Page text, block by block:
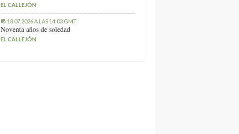
EL CALLEJÓN
18.07.2026 A LAS 14:03 GMT
Noventa años de soledad
EL CALLEJÓN